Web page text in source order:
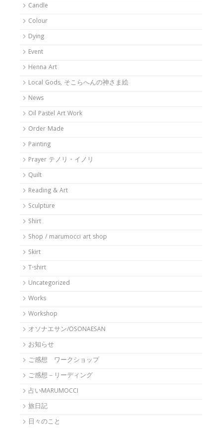
Candle
Colour
Dying
Event
Henna Art
Local Gods, そこらへんの神さま絵
News
Oil Pastel Art Work
Order Made
Painting
Prayer テノリ・イノリ
Quilt
Reading & Art
Sculpture
Shirt
Shop / marumocci art shop
Skirt
T-shirt
Uncategorized
Works
Workshop
オソナエサン/OSONAESAN
お知らせ
ご感想 ワークショップ
ご感想－リーディング
占いMARUMOCCI
旅日記
日々のこと